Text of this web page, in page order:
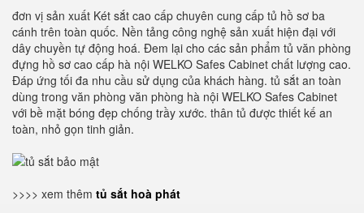
đơn vị sản xuất Két sắt cao cấp chuyên cung cấp tủ hồ sơ ba
cánh trên toàn quốc. Nền tảng công nghệ sản xuất hiện đại với
dây chuyền tự động hoá. Đem lại cho các sản phẩm tủ văn phòng
đựng hồ sơ cao cấp hà nội WELKO Safes Cabinet chất lượng cao.
Đáp ứng tối đa nhu cầu sử dụng của khách hàng. tủ sắt an toàn
dùng trong văn phòng văn phòng hà nội WELKO Safes Cabinet
với bề mặt bóng đẹp chống trầy xước. thân tủ được thiết kế an
toàn, nhỏ gọn tinh giản.
>>>> xem thêm tủ sắt hoà phát